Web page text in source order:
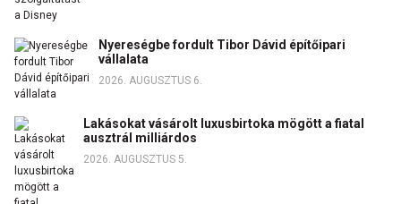
Nyereségbe fordult Tibor Dávid építőipari
vállalata
2026. AUGUSZTUS 6.
Lakásokat vásárolt luxusbirtoka mögött a fiatal
ausztrál milliárdos
2026. AUGUSZTUS 5.